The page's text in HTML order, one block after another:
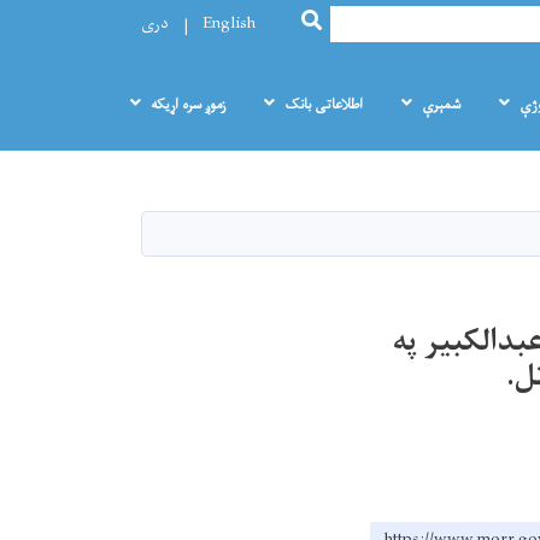
SEARCH
English دری
شمېرې اطلاعاتی بانک زموږ سره اړيکه
په